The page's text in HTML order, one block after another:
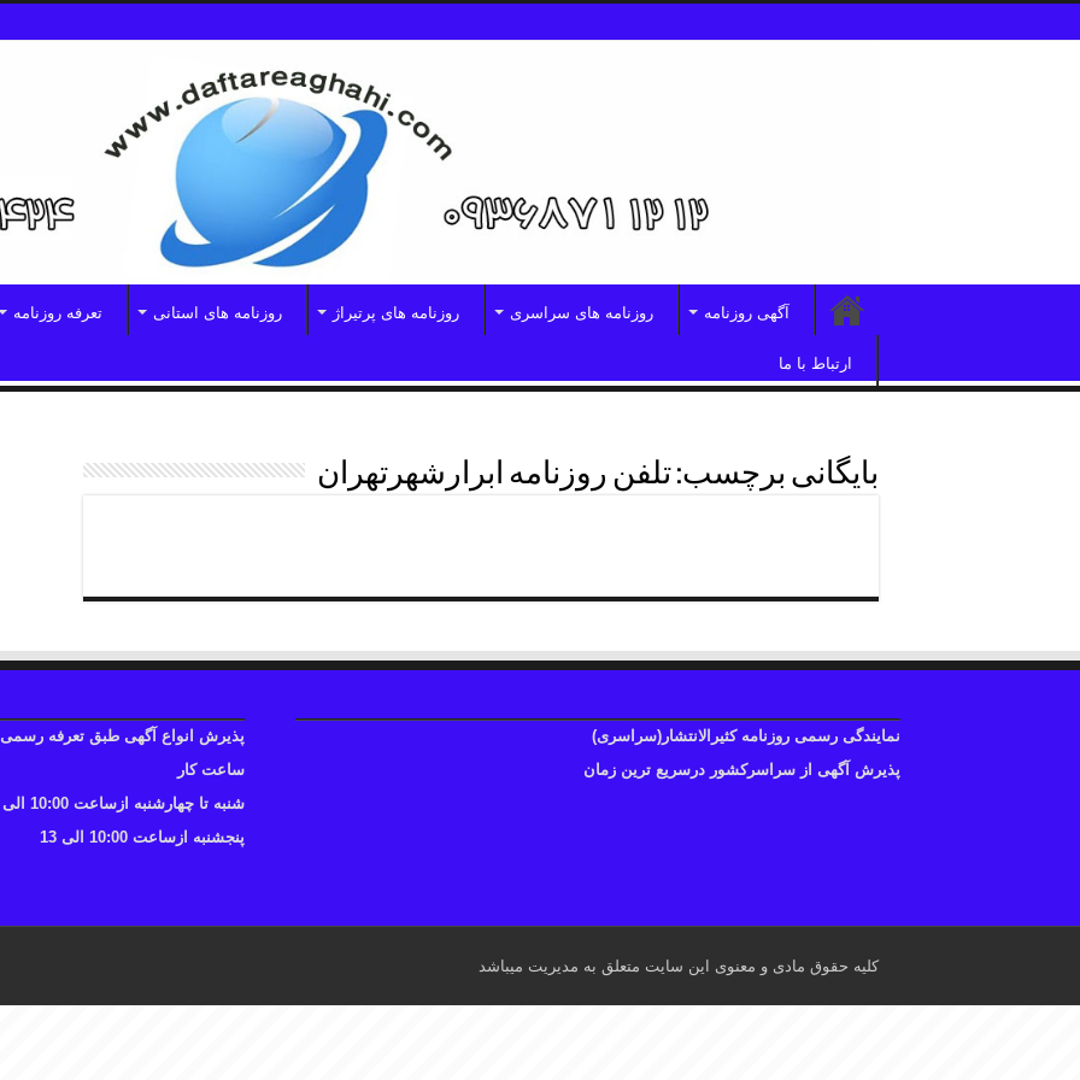
آگهی روزنامه روزنامه های سراسری روزنامه های پرتیراژ روزنامه های استانی تعرفه روزنامه
ارتباط با ما
بایگانی برچسب:تلفن روزنامه ابرارشهرتهران
نمایندگی رسمی روزنامه کثیرالانتشار(سراسری)
پذیرش آگهی از سراسرکشور درسریع ترین زمان
پذیرش انواع آگهی طبق تعرفه رسمی
ساعت کار
شنبه تا چهارشنبه ازساعت 10:00 الی 17
پنجشنبه ازساعت 10:00 الی 13
کلیه حقوق مادی و معنوی این سایت متعلق به مدیریت میباشد